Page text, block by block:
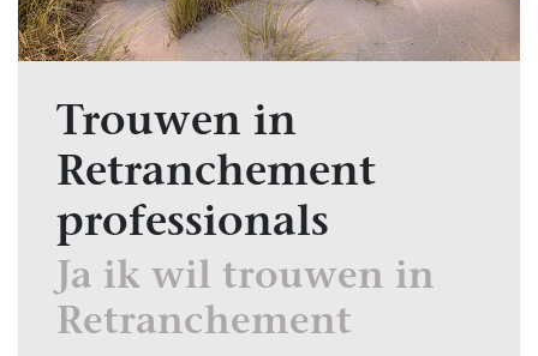
Trouwen in
Retranchement
professionals
Ja ik wil trouwen in
Retranchement